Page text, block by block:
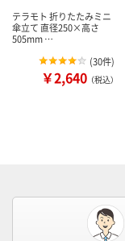
テラモト 折りたたみミニ
傘立て 直径250×高さ
505mm …
(30件)
￥2,640 （税込）